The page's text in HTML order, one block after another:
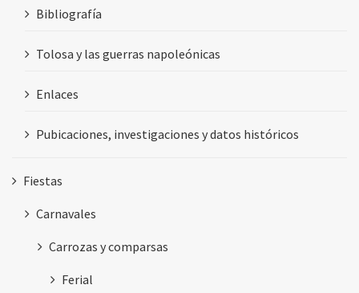
Bibliografía
Tolosa y las guerras napoleónicas
Enlaces
Pubicaciones, investigaciones y datos históricos
Fiestas
Carnavales
Carrozas y comparsas
Ferial